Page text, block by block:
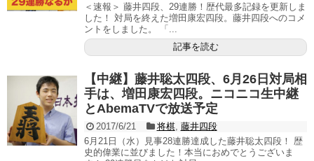
＜速報＞ 藤井四段、29連勝！歴代最多記録を更新しま
した！ 対局を終えた増田康宏四段。藤井四段へのコメ
ントをしました。 「...
記事を読む
【中継】藤井聡太四段、6月26日対局相
手は、増田康宏四段。ニコニコ生中継
とAbemaTVで放送予定
2017/6/21 将棋, 藤井四段
6月21日（水）見事28連勝達成した藤井聡太四段！ 歴
史的偉業に並びました！本当におめでとうございま